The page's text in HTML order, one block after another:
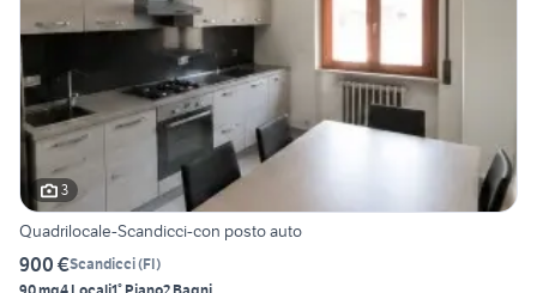
3
Quadrilocale-Scandicci-con posto auto
900 €Scandicci(FI)